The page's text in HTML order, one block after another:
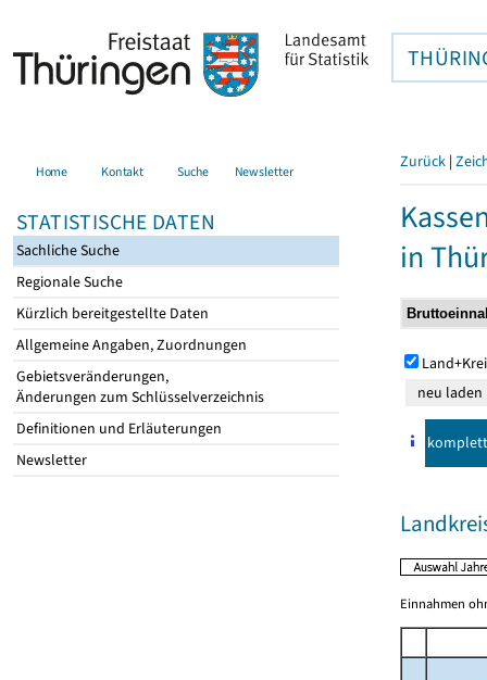
Home Kontakt Suche Newsletter
STATISTISCHE DATEN
Sachliche Suche
Regionale Suche
Kürzlich bereitgestellte Daten
Allgemeine Angaben, Zuordnungen
Gebietsveränderungen,
Änderungen zum Schlüsselverzeichnis
Definitionen und Erläuterungen
Newsletter
Zurück |
in
komplett
Einnahmen